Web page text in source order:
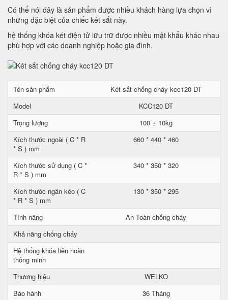
Có thể nói đây là sản phẩm được nhiều khách hàng lựa chọn vì
những đặc biệt của chiếc két sắt này.
hệ thống khóa két điện tử lữu trữ được nhiều mật khẩu khác nhau
phù hợp với các doanh nghiệp hoặc gia đình.
Tên sản phẩm
Két sắt chống cháy kcc120 DT
Model
KCC120 DT
Trọng lượng
100 ± 10kg
Kích thước ngoài ( C * R
* S ) mm
660 * 440 * 460
Kích thước sử dụng ( C *
R * S ) mm
340 * 350 * 320
Kích thước ngăn kéo ( C
* R * S ) mm
130 * 350 * 295
Tính năng
An Toàn chống cháy
Khả năng chống cháy
Hệ thống khóa liên hoàn
thông minh
Thương hiệu
WELKO
Bảo hành
36 Tháng